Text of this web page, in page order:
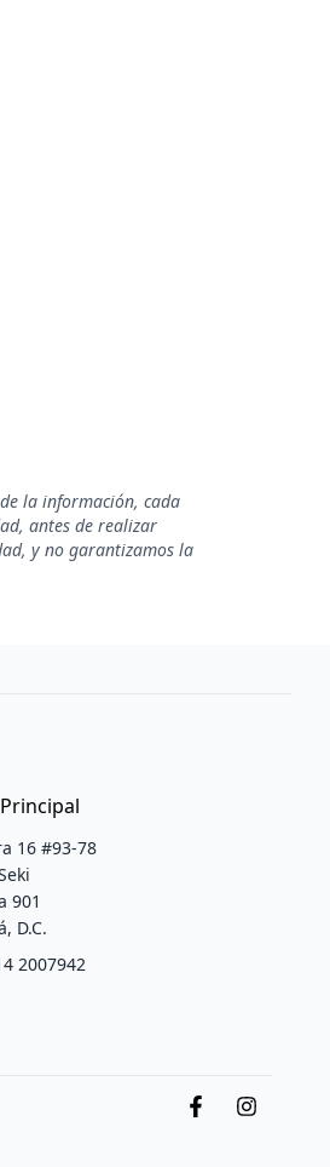
la información, cada
antes de realizar
y no garantizamos la
16 #93-78
901
D.C.
2007942